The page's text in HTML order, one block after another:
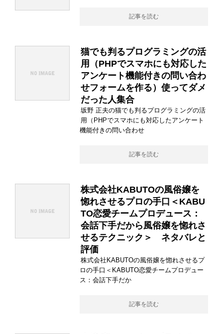
記事を読む
猫でも判るプログラミングの活
用（PHPでスマホにも対応した
アンケート機能付きの問い合わ
せフォームを作る）使ってダメ
だった人集合
坂野 正夫の猫でも判るプログラミングの活
用（PHPでスマホにも対応したアンケート
機能付きの問い合わせ
記事を読む
株式会社KABUTOの風俗嬢を
惚れさせるプロの手口＜KABU
TO恋愛チームプロデュース：
会話下手だから風俗嬢を惚れさ
せるテクニック＞ ネタバレと
評価
株式会社KABUTOの風俗嬢を惚れさせるプ
ロの手口＜KABUTO恋愛チームプロデュー
ス：会話下手だか
記事を読む